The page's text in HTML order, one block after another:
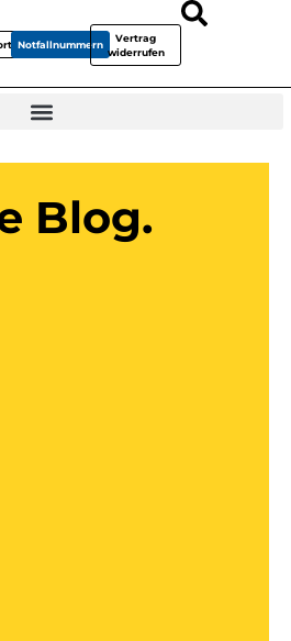
Notfallnummern
Vertrag
widerrufen
Blog.